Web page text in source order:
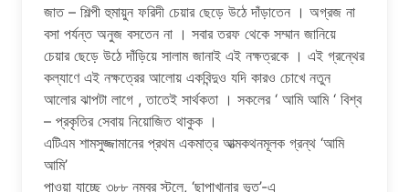
জাত – শিল্পী হুমায়ুন ফরিদী চেয়ার ছেড়ে উঠে দাঁড়াতেন । অগ্রজ না
বসা পর্যন্ত অনুজ বসতেন না । সবার তরফ থেকে সম্মান জানিয়ে
চেয়ার ছেড়ে উঠে দাঁড়িয়ে সালাম জানাই এই নক্ষত্রকে । এই গ্রন্থের
কল্যাণে এই নক্ষত্রের আলোয় একবিন্দুও যদি কারও চোখে নতুন
আলোর ঝাপটা লাগে , তাতেই সার্থকতা । সকলের ‘ আমি আমি ‘ বিশ্ব
– প্রকৃতির সেবায় নিয়োজিত থাকুক ।
এটিএম শামসুজ্জামানের প্রথম একমাত্র আত্মকথনমূলক গ্রন্থ ‘আমি
আমি’
পাওয়া যাচ্ছে ৩৮৮ নম্বর স্টলে, ‘ছাপাখানার ভূত’-এ